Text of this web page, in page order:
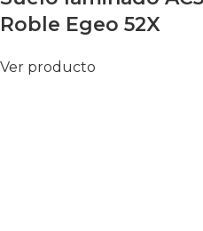
Roble Egeo 52X
Ver producto